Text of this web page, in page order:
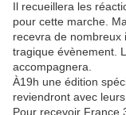
Il recueillera les
pour cette marche.
recevra de nombreux
tragique évènement.
accompagnera.
À19h une édition
reviendront avec
Pour recevoir France